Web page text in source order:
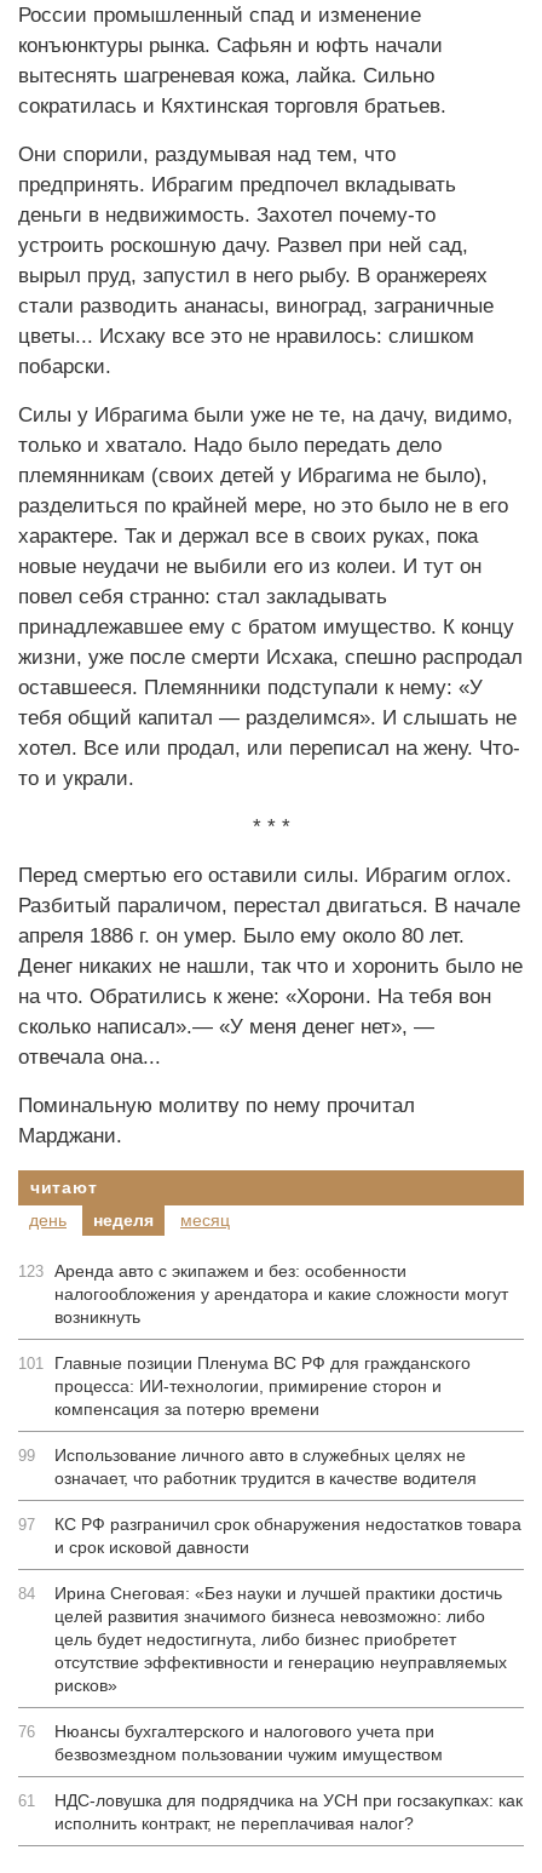
России промышленный спад и изменение
конъюнктуры рынка. Сафьян и юфть начали
вытеснять шагреневая кожа, лайка. Сильно
сократилась и Кяхтинская торговля братьев.
Они спорили, раздумывая над тем, что
предпринять. Ибрагим предпочел вкладывать
деньги в недвижимость. Захотел почему-то
устроить роскошную дачу. Развел при ней сад,
вырыл пруд, запустил в него рыбу. В оранжереях
стали разводить ананасы, виноград, заграничные
цветы... Исхаку все это не нравилось: слишком
побарски.
Силы у Ибрагима были уже не те, на дачу, видимо,
только и хватало. Надо было передать дело
племянникам (своих детей у Ибрагима не было),
разделиться по крайней мере, но это было не в его
характере. Так и держал все в своих руках, пока
новые неудачи не выбили его из колеи. И тут он
повел себя странно: стал закладывать
принадлежавшее ему с братом имущество. К концу
жизни, уже после смерти Исхака, спешно распродал
оставшееся. Племянники подступали к нему: «У
тебя общий капитал — разделимся». И слышать не
хотел. Все или продал, или переписал на жену. Что-
то и украли.
* * *
Перед смертью его оставили силы. Ибрагим оглох.
Разбитый параличом, перестал двигаться. В начале
апреля 1886 г. он умер. Было ему около 80 лет.
Денег никаких не нашли, так что и хоронить было не
на что. Обратились к жене: «Хорони. На тебя вон
сколько написал».— «У меня денег нет», —
отвечала она...
Поминальную молитву по нему прочитал
Марджани.
читают
день
неделя месяц
123 Аренда авто с экипажем и без: особенности
налогообложения у арендатора и какие сложности могут
возникнуть
101
Главные позиции Пленума ВС РФ для гражданского
процесса: ИИ-технологии, примирение сторон и
компенсация за потерю времени
99
Использование личного авто в служебных целях не
означает, что работник трудится в качестве водителя
97
КС РФ разграничил срок обнаружения недостатков товара
и срок исковой давности
84
Ирина Снеговая: «Без науки и лучшей практики достичь
целей развития значимого бизнеса невозможно: либо
цель будет недостигнута, либо бизнес приобретет
отсутствие эффективности и генерацию неуправляемых
рисков»
76
Нюансы бухгалтерского и налогового учета при
безвозмездном пользовании чужим имуществом
61
НДС-ловушка для подрядчика на УСН при госзакупках: как
исполнить контракт, не переплачивая налог?